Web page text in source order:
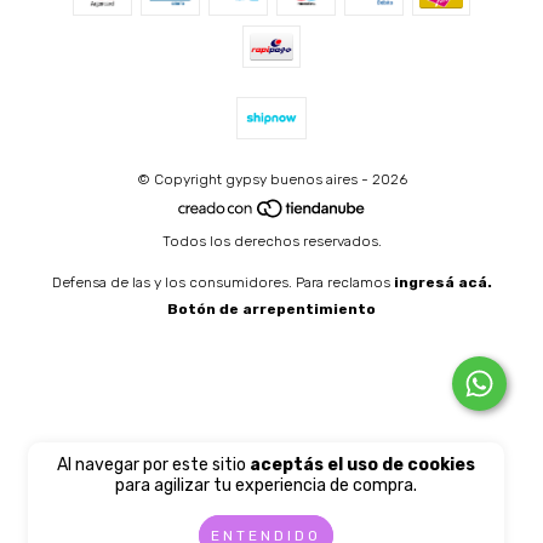
Al navegar por este sitio aceptás el uso de cookies
para agilizar tu experiencia de compra.
ENTENDIDO
© Copyright gypsy buenos aires - 2026
Todos los derechos reservados.
Defensa de las y los consumidores. Para reclamos ingresá acá.
Botón de arrepentimiento